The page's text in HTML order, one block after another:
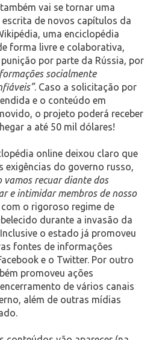
vai se tornar uma
de novos capítulos da
uma enciclopédia
forma livre e colaborativa,
por parte da Rússia, por
socialmente
. Caso a solicitação por
e o conteúdo em
o projeto poderá receber
a até 50 mil dólares!
online deixou claro que
exigências do governo russo,
vamos recuar diante dos
e intimidar membros de nosso
o rigoroso regime de
durante a invasão da
o estado já promoveu
fontes de informações
e o Twitter. Por outro
promoveu ações
de vários canais
além de outras mídias